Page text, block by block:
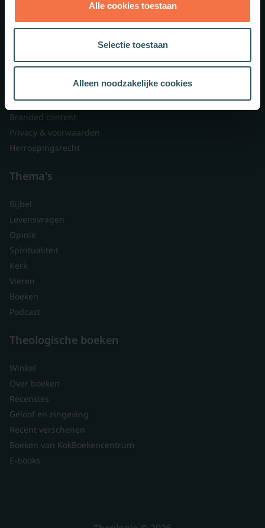
Alle cookies toestaan
Selectie toestaan
Alleen noodzakelijke cookies
Nieuwsbrieven
Veelgestelde vragen
Contact
Branded content
Privacy & voorwaarden
Herroepingsrecht
Thema's
Bijbel
Levensvragen
Opinie
Spiritualiteit
Kerk
Vieren
Boeken
Podcast
Theologische boeken
Winkel
Over boeken
Recensies
Geloof en zingeving
Recent verschenen
Boeken van KokBoekencentrum
E-books